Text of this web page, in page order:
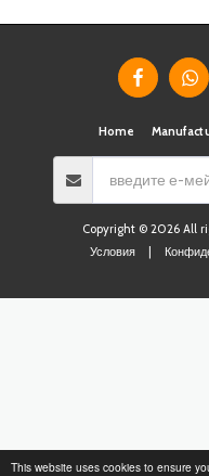
This website uses cookies to ensure
Home
Copyright © 2026 All
Условия |